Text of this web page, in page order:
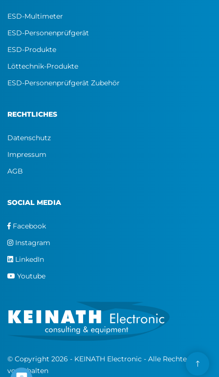
ESD-Multimeter
ESD-Personenprüfgerät
ESD-Produkte
Löttechnik-Produkte
ESD-Personenprüfgerät Zubehör
RECHTLICHES
Datenschutz
Impressum
AGB
SOCIAL MEDIA
Facebook
Instagram
LinkedIn
Youtube
© Copyright 2026 - KEINATH Electronic - Alle Rechte
vorbehalten